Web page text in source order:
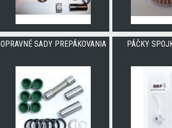
OPRAVNÉ SADY PREPÁKOVANIA PÁČKY